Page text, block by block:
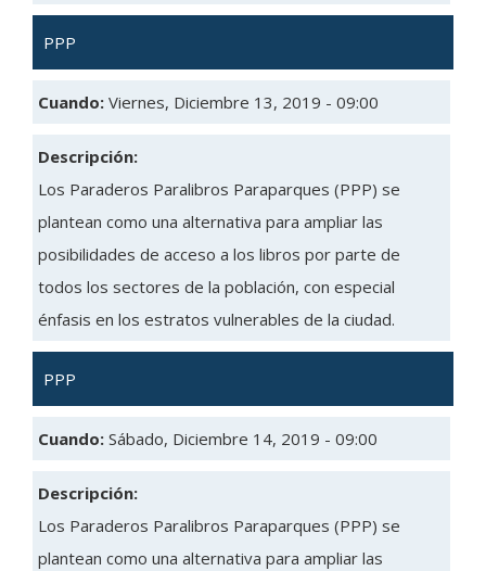
PPP
Cuando: Viernes, Diciembre 13, 2019 - 09:00
Descripción:
Los Paraderos Paralibros Paraparques (PPP) se
plantean como una alternativa para ampliar las
posibilidades de acceso a los libros por parte de
todos los sectores de la población, con especial
énfasis en los estratos vulnerables de la ciudad.
PPP
Cuando: Sábado, Diciembre 14, 2019 - 09:00
Descripción:
Los Paraderos Paralibros Paraparques (PPP) se
plantean como una alternativa para ampliar las